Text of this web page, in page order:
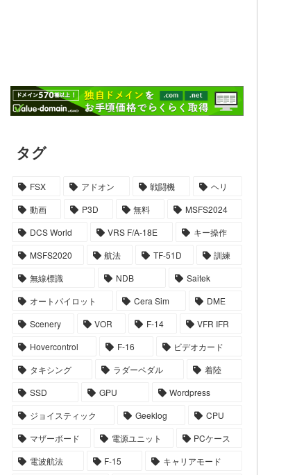
タグ
FSX アドオン 戦闘機
ヘリ
動画
P3D 無料
MSFS2024
DCS World
VRS F/A-18E
キー操作
MSFS2020
航法 TF-51D
訓練
無線標識
NDB
Saitek
オートパイロット
Cera Sim
DME
Scenery
VOR F-14
VFR IFR
Hovercontrol
F-16
ビデオカード
タキシング
ラダーペダル
着陸
SSD
GPU
Wordpress
ジョイスティック
Geeklog
CPU
マザーボード
電源ユニット
PCケース
電波航法
F-15
キャリアモード